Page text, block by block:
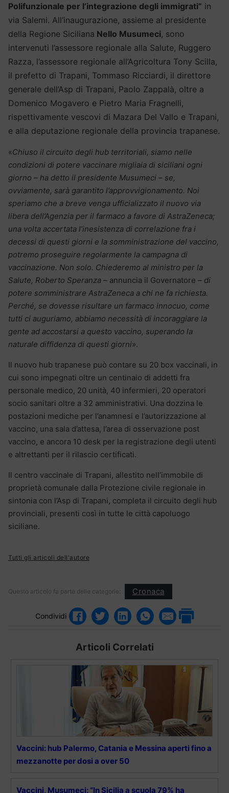
Polifunzionale per l’integrazione degli immigrati” in
via Salemi. All’inaugurazione, assieme al presidente
della Regione Siciliana Nello Musumeci, sono
intervenuti l’assessore regionale alla Salute, Ruggero
Razza, l’assessore regionale all’Agricoltura Tony Scilla,
il prefetto di Trapani, Tommaso Ricciardi, il direttore
generale dell’Asp di Trapani, Paolo Zappalà, oltre a
Domenico Mogavero e Pietro Maria Fragnelli,
rispettivamente vescovi di Mazara Del Vallo e Trapani,
e alla deputazione regionale della provincia trapanese.
«Chiuso il circuito degli hub territoriali, siamo nelle
condizioni di potere vaccinare migliaia di siciliani ogni
giorno – ha detto il presidente Musumeci – se,
ovviamente, sarà garantito l’approvvigionamento. Noi
speriamo che a breve venga ufficializzato il nuovo via
libera dell’Agenzia per il farmaco a favore di AstraZeneca;
una volta accertata l’inesistenza di correlazione fra i
decessi di questi giorni e la somministrazione del vaccino,
potremo proseguire regolarmente la campagna di
vaccinazione. Non solo. Chiederemo al ministro per la
Salute, Roberto Speranza – annuncia il Governatore – di
potere somministrare AstraZeneca a chi ne fa richiesta.
Perché, se dovesse risultare un farmaco innocuo, come
tutti ci auguriamo, abbiamo necessità di incoraggiare la
gente ad accostarsi a questo vaccino, superando la
naturale diffidenza di questi giorni».
Il nuovo hub trapanese può contare su 20 box vaccinali, in
cui sono impegnati oltre un centinaio di addetti fra
personale medico, 20 unità, 40 infermieri, 20 operatori
socio sanitari oltre a 32 amministrativi. Una dozzina le
postazioni mediche per l’anamnesi e l’autorizzazione al
vaccino, una sala d’attesa, l’area di osservazione post
vaccino, e ancora 10 desk per la registrazione degli utenti
e altrettanti per il rilascio certificati.
Il centro vaccinale di Trapani, allestito nell’immobile di
proprietà comunale dalla Protezione civile regionale in
sintonia con l’Asp di Trapani, completa il circuito degli hub
provinciali, presenti così in tutte le città capoluogo
siciliane.
Tutti gli articoli dell'autore
Questo articolo fa parte delle categorie: Cronaca
Condividi
Articoli Correlati
Vaccini: hub Palermo, Catania e Messina aperti fino a
mezzanotte per dosi a over 50
Vaccini, Musumeci: “In Sicilia a scuola 79% ha